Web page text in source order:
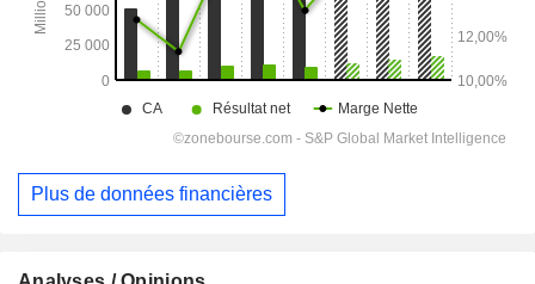
Plus de données financières